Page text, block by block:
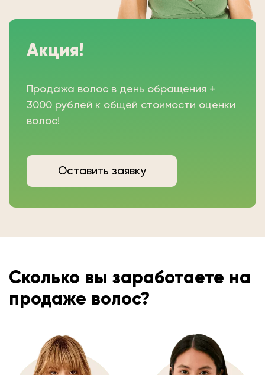
Акция!
Продажа волос в день обращения +
3000 рублей к общей стоимости оценки
волос!
Оставить заявку
Сколько вы заработаете на
продаже волос?